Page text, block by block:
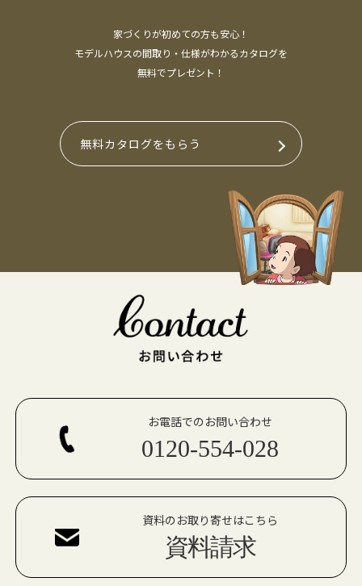
家づくりが初めての方も安心！
モデルハウスの間取り・仕様がわかるカタログを
無料でプレゼント！
無料カタログをもらう
お電話でのお問い合わせ
0120-554-028
資料のお取り寄せはこちら
資料請求